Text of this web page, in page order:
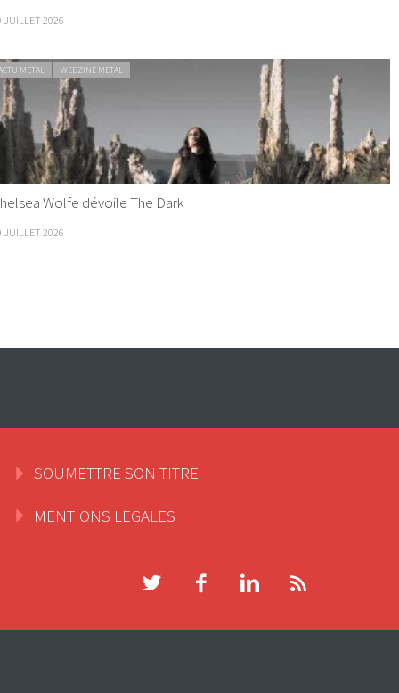
JUILLET 2026
METAL WEBZINE METAL
Wolfe dévoile The Dark
JUILLET 2026
SOUMETTRE SON TITRE
MENTIONS LEGALES